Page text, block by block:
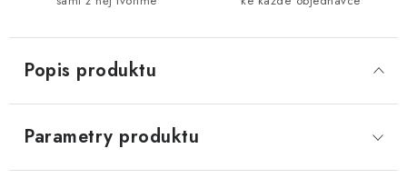
Popis produktu
Parametry produktu